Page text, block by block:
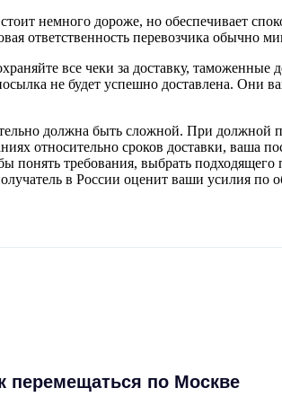
немного дороже, но обеспечивает
ответственность перевозчика обычно
все чеки за доставку, таможенные
не будет успешно доставлена. Они
должна быть сложной. При должной
относительно сроков доставки, ваша
понять требования, выбрать подходящего
в России оценит ваши усилия по
перемещаться по Москве